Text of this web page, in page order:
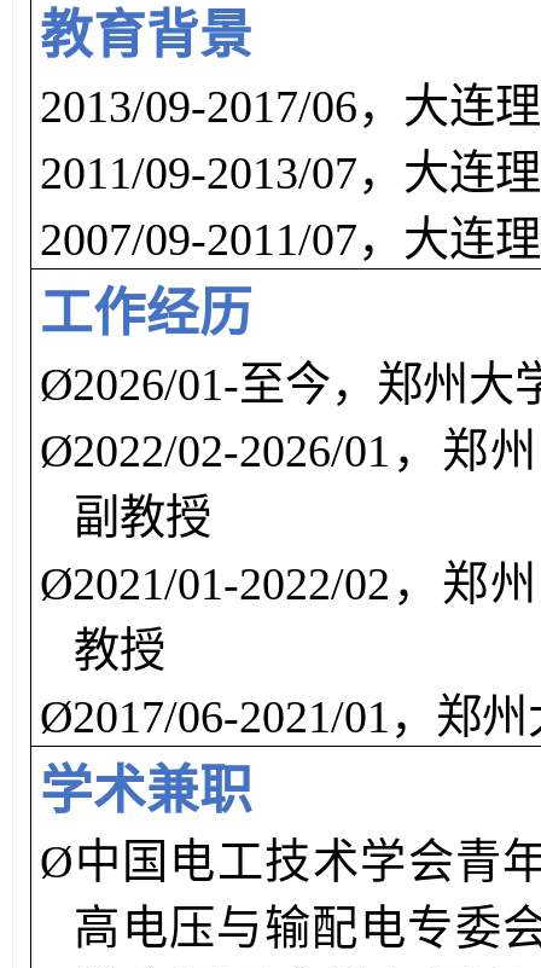
教育背景
2013/09-2017/06， 大连
2011/09-2013/07， 大连
2007/09-2011/07， 大连
工作经历
Ø2026/01-至今，郑州大
Ø2022/02-2026/01 ， 郑州
副教授
Ø2021/01-2022/02 ， 郑州
教授
Ø2017/06-2021/01 ， 郑州
学术兼职
Ø中国电工技术学会青
高电压与输配电专委